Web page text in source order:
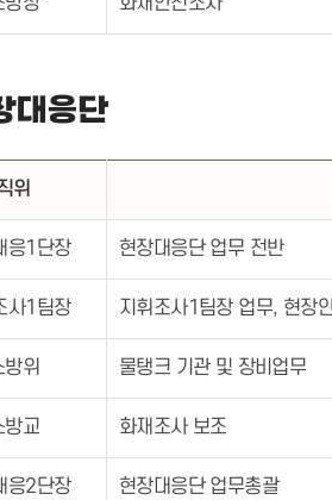
대응단
위
응1단장 현장대응단 업무 전반
사1팀장 지휘조사1팀장 업무, 현장
방위 물탱크 기관 및 장비업무
방교 화재조사 보조
응2단장 현장대응단 업무총괄